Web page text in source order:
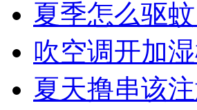
夏季怎么驱
吹空调开加
夏天撸串该